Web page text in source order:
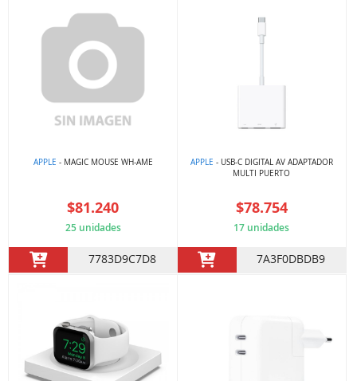
APPLE - MAGIC MOUSE WH-AME
$81.240
25 unidades
7783D9C7D8
APPLE - USB-C DIGITAL AV ADAPTADOR
MULTI PUERTO
$78.754
17 unidades
7A3F0DBDB9